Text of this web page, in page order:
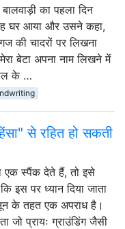
का पहला दिन
घर आया और उसने कहा,
की चादरों पर लिखना
बेटा अपना नाम लिखने में
के …
से रहित हो सकती
एक स्पैंक देते हैं, तो इसे
इस पर ध्यान दिया जाता
के तहत एक अपराध है।
जो प्रायः ग्राउंडिंग जैसी